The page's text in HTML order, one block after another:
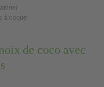
à coque
de coco avec